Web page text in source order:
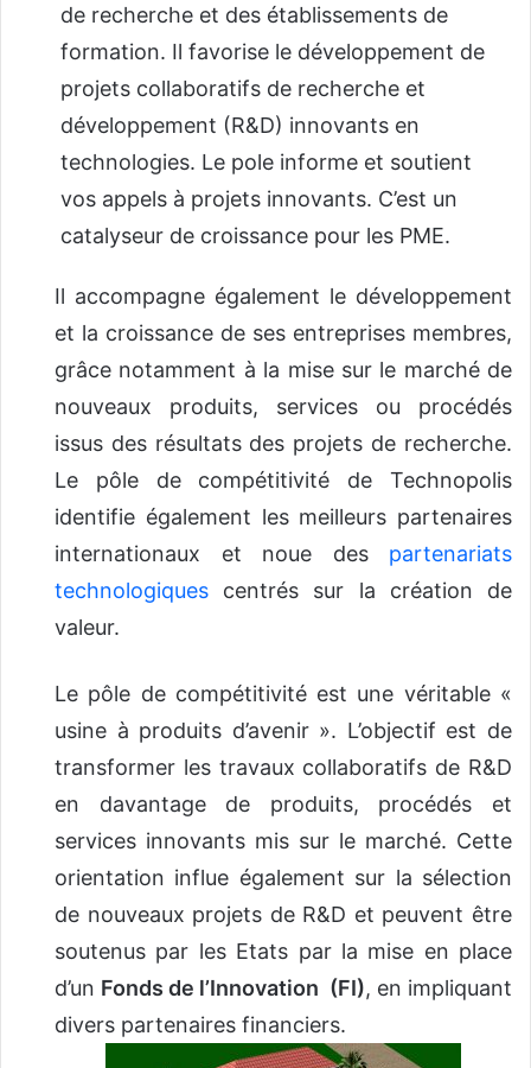
de recherche et des établissements de
formation. Il favorise le développement de
projets collaboratifs de recherche et
développement (R&D) innovants en
technologies. Le pole informe et soutient
vos appels à projets innovants. C’est un
catalyseur de croissance pour les PME.
Il accompagne également le développement
et la croissance de ses entreprises membres,
grâce notamment à la mise sur le marché de
nouveaux produits, services ou procédés
issus des résultats des projets de recherche.
Le pôle de compétitivité de Technopolis
identifie également les meilleurs partenaires
internationaux et noue des partenariats
technologiques centrés sur la création de
valeur.
Le pôle de compétitivité est une véritable «
usine à produits d’avenir ». L’objectif est de
transformer les travaux collaboratifs de R&D
en davantage de produits, procédés et
services innovants mis sur le marché. Cette
orientation influe également sur la sélection
de nouveaux projets de R&D et peuvent être
soutenus par les Etats par la mise en place
d’un Fonds de l’Innovation (FI), en impliquant
divers partenaires financiers.